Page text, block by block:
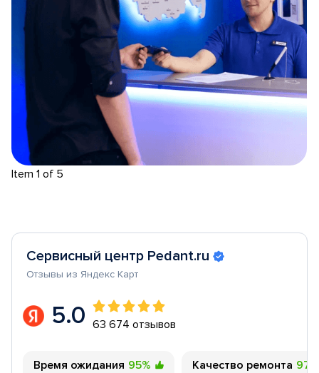
Item 1 of 5
Сервисный центр Pedant.ru
Отзывы из Яндекс Карт
5.0 63 674 отзывов
Время ожидания 95% Качество ремонта 97%